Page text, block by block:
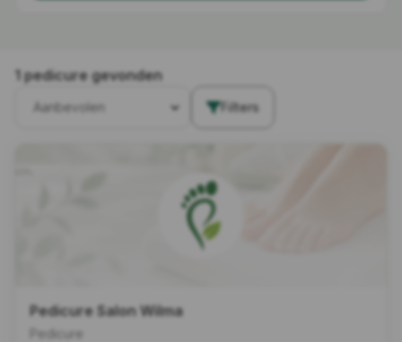
1 pedicure gevonden
Filters
Pedicure Salon Wilma
Pedicure